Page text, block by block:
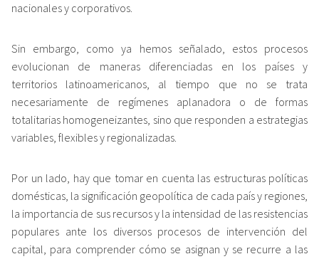
nacionales y corporativos.
Sin embargo, como ya hemos señalado, estos procesos
evolucionan de maneras diferenciadas en los países y
territorios latinoamericanos, al tiempo que no se trata
necesariamente de regímenes aplanadora o de formas
totalitarias homogeneizantes, sino que responden a estrategias
variables, flexibles y regionalizadas.
Por un lado, hay que tomar en cuenta las estructuras políticas
domésticas, la significación geopolítica de cada país y regiones,
la importancia de sus recursos y la intensidad de las resistencias
populares ante los diversos procesos de intervención del
capital, para comprender cómo se asignan y se recurre a las